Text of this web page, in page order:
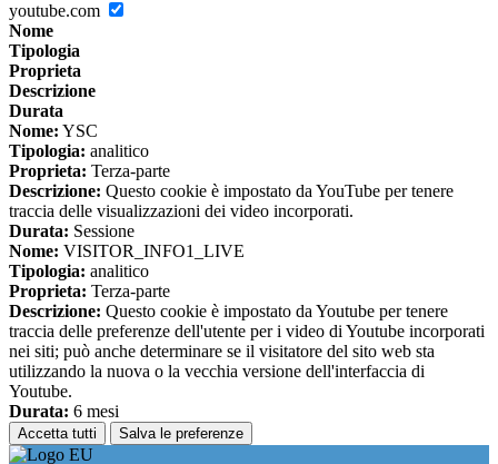
youtube.com
Nome
Tipologia
Proprieta
Descrizione
Durata
Nome: YSC
Tipologia: analitico
Proprieta: Terza-parte
Descrizione: Questo cookie è impostato da YouTube per tenere
traccia delle visualizzazioni dei video incorporati.
Durata: Sessione
Nome: VISITOR_INFO1_LIVE
Tipologia: analitico
Proprieta: Terza-parte
Descrizione: Questo cookie è impostato da Youtube per tenere
traccia delle preferenze dell'utente per i video di Youtube incorporati
nei siti; può anche determinare se il visitatore del sito web sta
utilizzando la nuova o la vecchia versione dell'interfaccia di
Youtube.
Durata: 6 mesi
Accetta tutti Salva le preferenze